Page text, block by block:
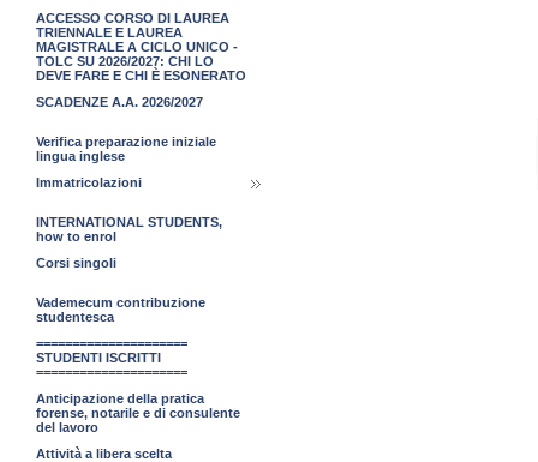
ACCESSO CORSO DI LAUREA
TRIENNALE E LAUREA
MAGISTRALE A CICLO UNICO -
TOLC SU 2026/2027: CHI LO
DEVE FARE E CHI È ESONERATO
SCADENZE A.A. 2026/2027
Verifica preparazione iniziale
lingua inglese
Immatricolazioni
INTERNATIONAL STUDENTS,
how to enrol
Corsi singoli
Vademecum contribuzione
studentesca
=====================
STUDENTI ISCRITTI
=====================
Anticipazione della pratica
forense, notarile e di consulente
del lavoro
Attività a libera scelta